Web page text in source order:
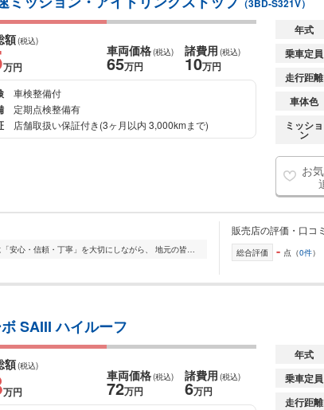
（3BD-S321V）
額(税込)
万円
車両価格(税込)
65万円
諸費用 (税込)
10万円
車検整備付
定期点検整備有
店舗取扱い保証付き(3ヶ月以内 3,000kmまで)
年式
乗車定員
走行距離
車体色
ミッショ
ン
お
創業以来、お客様第一をモットーに「安心・信頼・丁寧」を大切にしながら、 地元の皆様に愛され続けてきました。 中古車販売を中心に、新車販売、車検・整備、鈑金塗装...
販売店の評価・口コミ
総合評価 - 点（0件）
SAIII ハイルーフ
額(税込)
万円
車両価格(税込)
72万円
諸費用 (税込)
6万円
年式
乗車定員
走行距離